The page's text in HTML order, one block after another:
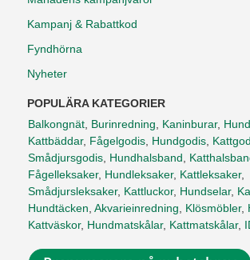
Kampanj & Rabattkod
Fyndhörna
Nyheter
POPULÄRA KATEGORIER
Balkongnät, Burinredning, Kaninburar,
Kattbäddar, Fågelgodis, Hundgodis,
Smådjursgodis, Hundhalsband,
Fågelleksaker, Hundleksaker, Kattleksaker,
Smådjursleksaker, Kattluckor, Hundselar,
Hundtäcken, Akvarieinredning, Klösmöbler,
Kattväskor, Hundmatskålar, Kattmatskålar,